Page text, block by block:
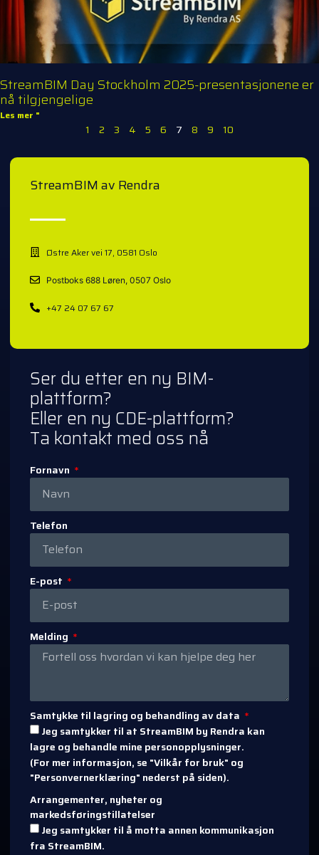
StreamBIM Day Stockholm 2025-presentasjonene er
nå tilgjengelige
Les mer "
1 2 3 4 5 6 7 8 9 10
StreamBIM av Rendra
Østre Aker vei 17, 0581 Oslo
Postboks 688 Løren, 0507 Oslo
+47 24 07 67 67
Ser du etter en ny BIM-
plattform?
Eller en ny CDE-plattform?
Ta kontakt med oss nå
Fornavn
Telefon
E-post
Melding
Samtykke til lagring og behandling av data
Jeg samtykker til at StreamBIM by Rendra kan
lagre og behandle mine personopplysninger.
(For mer informasjon, se "Vilkår for bruk" og
"Personvernerklæring" nederst på siden).
Arrangementer, nyheter og
markedsføringstillatelser
Jeg samtykker til å motta annen kommunikasjon
fra StreamBIM.